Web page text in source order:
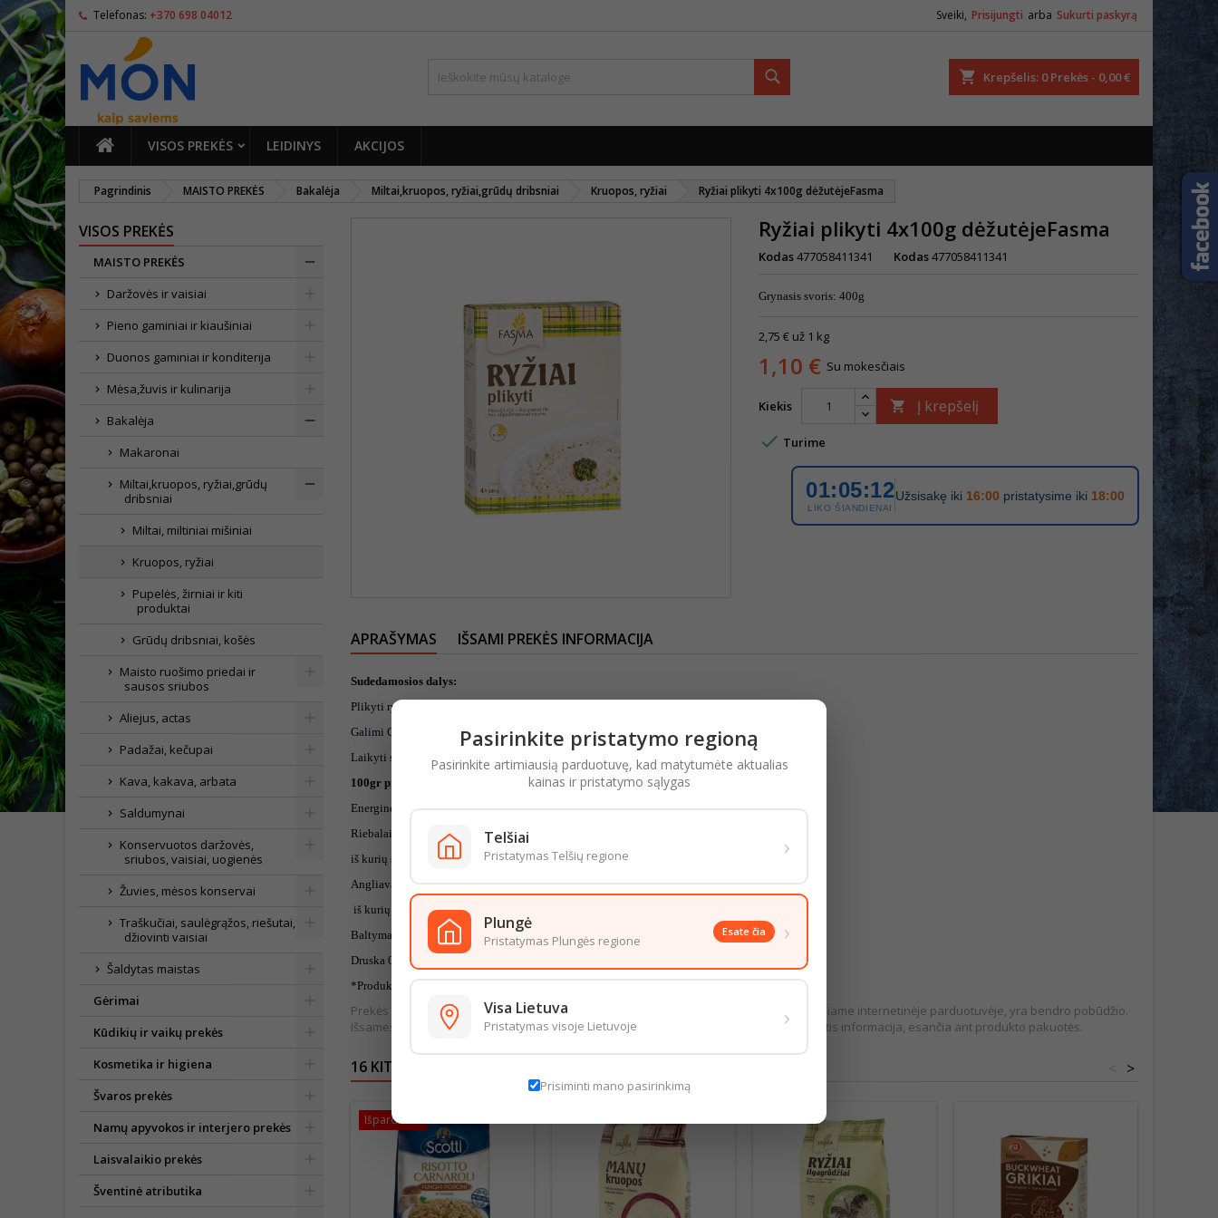
Telefonas: +370 698 04012 Sveiki, Prisijungti arba Sukurti paskyrą
Krepšelis 0 Prekės - 0,00 €
PAGRINDINIS
VISOS PREKĖS LEIDINYS AKCIJOS
Pagrindinis MAISTO PREKĖS Bakalėja Miltai,kruopos, ryžiai,grūdų dribsniai Kruopos, ryžiai Ryžiai plikyti 4x100g dėžutėjeFasma
VISOS PREKĖS
MAISTO PREKĖS
Daržovės ir vaisiai
Pieno gaminiai ir kiaušiniai
Duonos gaminiai ir konditerija
Mėsa,žuvis ir kulinarija
Bakalėja
Makaronai
Miltai,kruopos, ryžiai,grūdų
dribsniai
Miltai, miltiniai mišiniai
Kruopos, ryžiai
Pupelės, žirniai ir kiti
produktai
Grūdų dribsniai, košės
Maisto ruošimo priedai ir
sausos sriubos
Aliejus, actas
Padažai, kečupai
Kava, kakava, arbata
Saldumynai
Konservuotos daržovės,
sriubos, vaisiai, uogienės
Žuvies, mėsos konservai
Traškučiai, saulėgrąžos, riešutai,
džiovinti vaisiai
Šaldytas maistas
Gėrimai
Kūdikių ir vaikų prekės
Kosmetika ir higiena
Švaros prekės
Namų apyvokos ir interjero prekės
Laisvalaikio prekės
Šventinė atributika
Ryžiai plikyti 4x100g dėžutėjeFasma
Kodas477058411341 Kodas477058411341
Grynasis svoris: 400g
2,75 € už 1 kg
1,10 € Su mokesčiais
Kiekis  Į krepšelį
 Turime
01:05:12
LIKO ŠIANDIENAI
Užsisakę iki 16:00 pristatysime iki 18:00
APRAŠYMAS IŠSAMI PREKĖS INFORMACIJA
Sudedamosios dalys:
Plikyti ryžiai.
Galimi GLITIMO pėdsakai.
Laikyti sausose, švariose, gerai vėdinamose patalpose.
100gr produkto maistingumas:
Energinė vertė 1433kJ/342kcal.
Riebalai 0,7g,
iš kurių sočiųjų riebalų rūgščių <0,1g,
Angliavandeniai 75,6g,
iš kurių cukrų 0,4g,
Baltymai 6,1g,
Druska 0,02g
*Produkte esanti druskos kiekį nulemia tik natūraliai jame esantis natris.
Prekės išvaizda gali šiek tiek skirtis nuo pateiktos nuotraukoje. Informacija, kurią pateikiame internetinėje parduotuvėje, yra bendro pobūdžio.
Išsamesnė informacija pateikiama ant produkto pakuotės. Rekomenduojame vadovautis informacija, esančia ant produkto pakuotės.
16 KITOS PREKĖS TOJE PAČIOJE KATEGORIJOJE: >
Išparduota
Pasirinkite pristatymo regioną
Pasirinkite artimiausią parduotuvę, kad matytumėte aktualias
kainas ir pristatymo sąlygas
Telšiai
Pristatymas Telšių regione ›
Plungė
Pristatymas Plungės regione
Esate čia ›
Visa Lietuva
Pristatymas visoje Lietuvoje ›
Prisiminti mano pasirinkimą